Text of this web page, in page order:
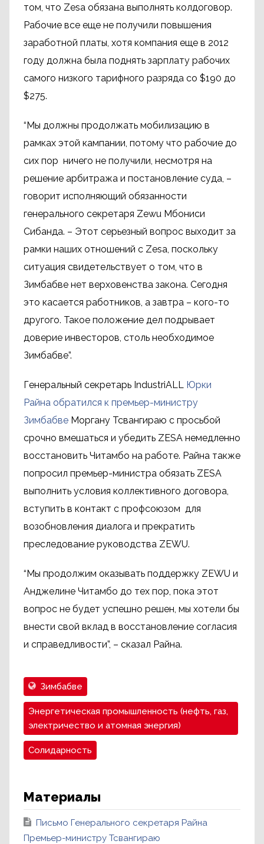
том, что Zesa обязана выполнять колдоговор.
Рабочие все еще не получили повышения
заработной платы, хотя компания еще в 2012
году должна была поднять зарплату рабочих
самого низкого тарифного разряда со $190 до
$275.
“Мы должны продолжать мобилизацию в
рамках этой кампании, потому что рабочие до
сих пор ​​ ничего не получили, несмотря на
решение арбитража и постановление суда, –
говорит исполняющий обязанности
генерального секретаря Zewu Мбониси
Сибанда. – Этот серьезный вопрос выходит за
рамки наших отношений с Zesa, поскольку
ситуация свидетельствует о том, что в
Зимбабве нет верховенства закона. Сегодня
это касается работников, а завтра – кого-то
другого. Такое положение дел подрывает
доверие инвесторов, столь необходимое
Зимбабве”.
Генеральный секретарь IndustriALL Юрки
Райна обратился к премьер-министру
Зимбабве Моргану Тсвангираю с просьбой
срочно вмешаться и убедить ZESA немедленно
восстановить Читамбо на работе. Райна также
попросил премьер-министра обязать ZESA
выполнить условия коллективного договора,
вступить в контакт с профсоюзом для
возобновления диалога и прекратить
преследование руководства ZEWU.
“Мы продолжим оказывать поддержку ZEWU и
Анджелине Читамбо до тех пор, пока этот
вопрос не будет успешно решен, мы хотели бы
внести свой вклад в восстановление согласия
и справедливости”, – сказал Райна.
Зимбабве
Энергетическая промышленность (нефть, газ,
электричество и атомная энергия)
Солидарность
Материалы
Письмо Генерального секретаря Райна
Премьер-министру Тсвангираю